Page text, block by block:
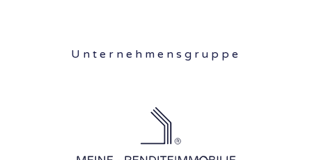
Unternehmensgruppe